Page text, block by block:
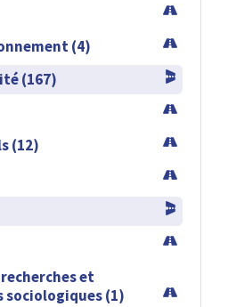
(4)
(167)
(12)
recherches et
(1)